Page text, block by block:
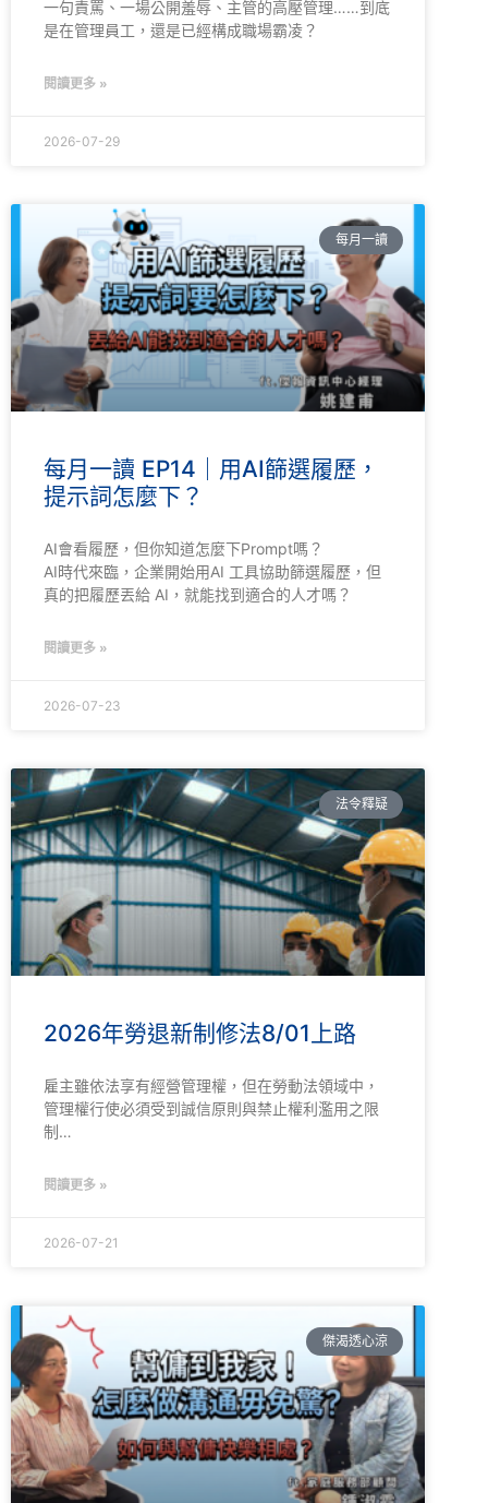
一句責罵、一場公開羞辱、主管的高壓管理……到底
是在管理員工，還是已經構成職場霸凌？
閱讀更多 »
2026-07-29
每月一讀
每月一讀 EP14｜用AI篩選履歷，
提示詞怎麼下？
AI會看履歷，但你知道怎麼下Prompt嗎？
AI時代來臨，企業開始用AI 工具協助篩選履歷，但
真的把履歷丟給 AI，就能找到適合的人才嗎？
閱讀更多 »
2026-07-23
法令釋疑
2026年勞退新制修法8/01上路
雇主雖依法享有經營管理權，但在勞動法領域中，
管理權行使必須受到誠信原則與禁止權利濫用之限
制…
閱讀更多 »
2026-07-21
傑渴透心涼